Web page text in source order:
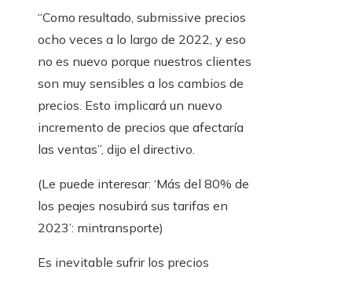
“Como resultado, submissive precios
ocho veces a lo largo de 2022, y eso
no es nuevo porque nuestros clientes
son muy sensibles a los cambios de
precios. Esto implicará un nuevo
incremento de precios que afectaría
las ventas”, dijo el directivo.
(Le puede interesar: ‘Más del 80% de
los peajes nosubirá sus tarifas en
2023’: mintransporte)
Es inevitable sufrir los precios